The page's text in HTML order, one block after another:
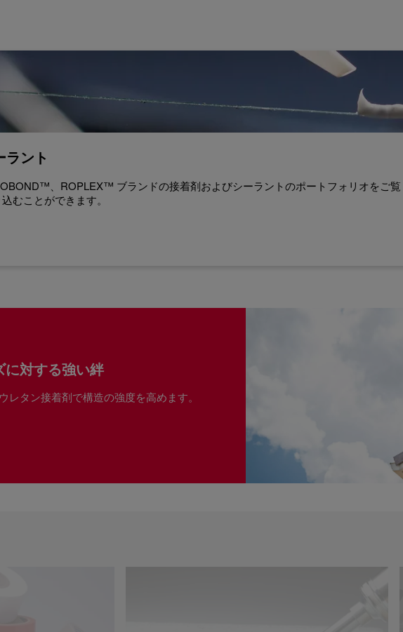
ント
、ROPLEX™ ブランドの接着剤およびシーラントのポートフォリオをご覧
むことができます。
に対する強い絆
タン接着剤で構造の強度を高めます。